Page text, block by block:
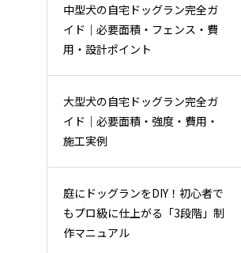
中型犬の自宅ドッグラン完全ガ
イド｜必要面積・フェンス・費
用・設計ポイント
大型犬の自宅ドッグラン完全ガ
イド｜必要面積・強度・費用・
施工実例
庭にドッグランをDIY！初心者で
もプロ級に仕上がる「3段階」制
作マニュアル